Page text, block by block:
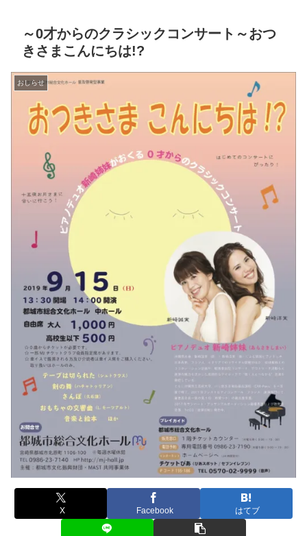
～0才からのクラシックコンサート～おつ
きさまこんにちは!?
おしらせ
X Facebook はてブ